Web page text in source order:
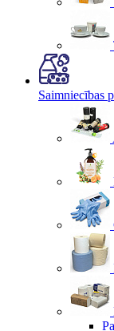
Saimniecības